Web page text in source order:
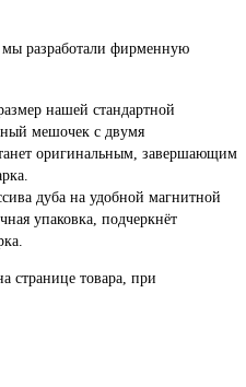
разработали фирменную
нашей стандартной
мешочек с двумя
оригинальным, завершающим
дуба на удобной магнитной
упаковка, подчеркнёт
странице товара, при